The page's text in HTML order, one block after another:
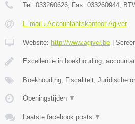
Tel: 033260626 , Fax: 033260944 ,
E-mail › Accountantskantoor Agiver
Website: http://www.agiver.be |
Excellentie in boekhouding,
Boekhouding, Fiscaliteit, Juridische
Openingstijden ▼
Laatste facebook posts ▼